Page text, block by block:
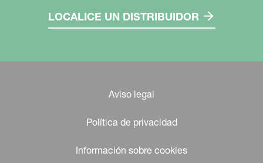
LOCALICE UN DISTRIBUIDOR
Aviso legal
Política de privacidad
Información sobre cookies